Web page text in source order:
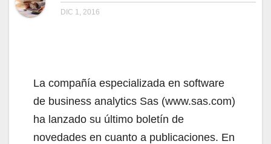
DIC 1, 2016
La compañía especializada en software
de business analytics Sas (www.sas.com)
ha lanzado su último boletín de
novedades en cuanto a publicaciones. En